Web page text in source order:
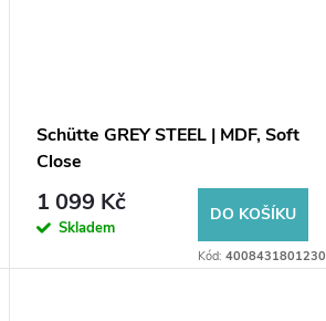
Schütte GREY STEEL | MDF, Soft
Close
1 099 Kč
Skladem
DO KOŠÍKU
Kód: 4008431801230